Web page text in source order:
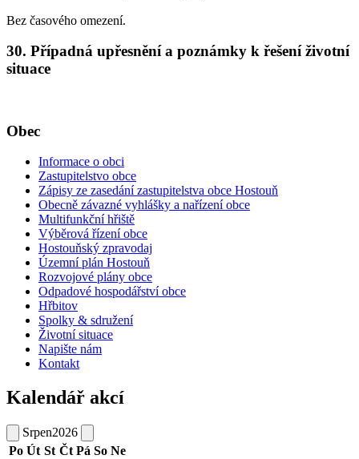
Bez časového omezení.
30. Případná upřesnění a poznámky k řešení životní
situace
Obec
Informace o obci
Zastupitelstvo obce
Zápisy ze zasedání zastupitelstva obce Hostouň
Obecně závazné vyhlášky a nařízení obce
Multifunkční hřiště
Výběrová řízení obce
Hostouňský zpravodaj
Územní plán Hostouň
Rozvojové plány obce
Odpadové hospodářství obce
Hřbitov
Spolky & sdružení
Životní situace
Napište nám
Kontakt
Kalendář akcí
Srpen2026
Po Út St Čt Pá So Ne